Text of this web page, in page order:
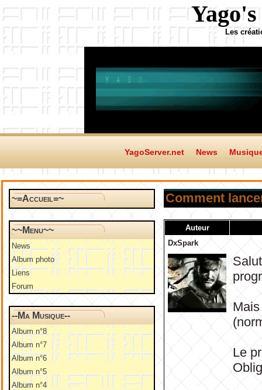
Les
YagoServer.net News
~=Accueil=~
~~Menu~~
News
Album photo
Liens
Forum
--Ma Musique--
Album n°8
Album n°7
Album n°6
Album n°5
Album n°4
Comment
Auteur
DxSpark
Le